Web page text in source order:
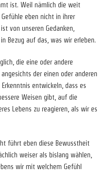
ist. Weil nämlich die weit
eben nicht in ihrer
von unseren Gedanken,
Bezug auf das, was wir erleben.
die eine oder andere
der einen oder anderen
entwickeln, dass es
Weisen gibt, auf die
Lebens zu reagieren, als wir es
führt eben diese Bewusstheit
weiser als bislang wählen,
wir mit welchem Gefühl